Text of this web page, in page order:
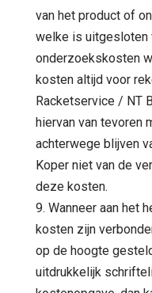
van het product of
welke is uitgesloten
onderzoekskosten
kosten altijd voor
Racketservice / NT
hiervan van tevoren
achterwege blijven
Koper niet van de
deze kosten.
9. Wanneer aan het
kosten zijn
op de hoogte
uitdrukkelijk